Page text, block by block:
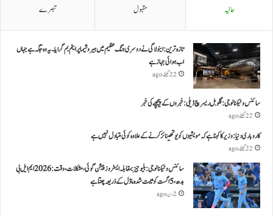
حالیہ مقبول تبصرے
تازہ ترین: اینولا گی نے دوسری جنگ عظیم میں ہیروشیما پر ایٹم بم گرایا ۔ یہ وہ جگہ ہے جہاں
اب ہوائی جہاز ہے
22 گھنٹے ago
سائنس و ٹیکنالوجی: گلوبل ریسرچ ڈیلی: خبروں کے پیچھے کی خبر
22 گھنٹے ago
کاروباری دنیا: وزیر کا کہنا ہے کہ مویشیوں کو یوتھینائز کرنے کے علاوہ کوئی متبادل نہیں ہے
22 گھنٹے ago
سائنس و ٹیکنالوجی: بلیو جیز بمقابلہ ایسٹروز پیشن گوئی، مشکلات، وقت: 2026 ایم ایل بی
بدھ، 5 اگست کو ثابت شدہ ماڈل کے ذریعہ چنتا ہے
2 دن ago